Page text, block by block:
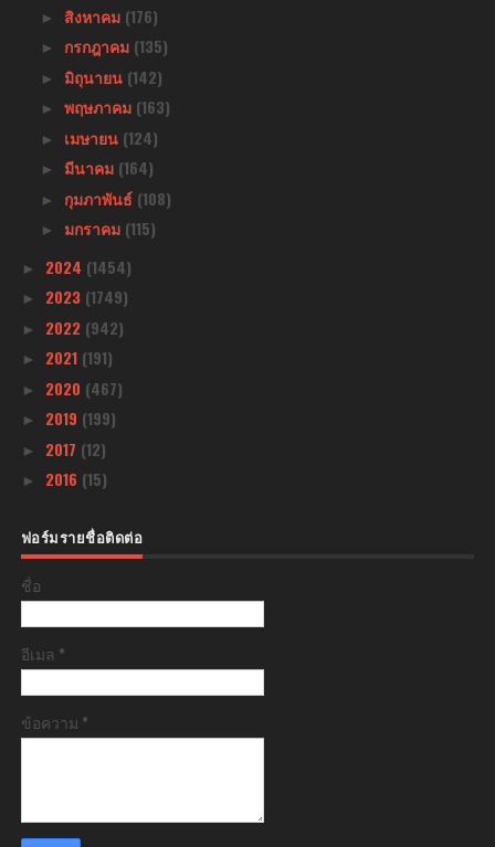
► สิงหาคม (176)
► กรกฎาคม (135)
► มิถุนายน (142)
► พฤษภาคม (163)
► เมษายน (124)
► มีนาคม (164)
► กุมภาพันธ์ (108)
► มกราคม (115)
► 2024 (1454)
► 2023 (1749)
► 2022 (942)
► 2021 (191)
► 2020 (467)
► 2019 (199)
► 2017 (12)
► 2016 (15)
ฟอร์มรายชื่อติดต่อ
ชื่อ
อีเมล *
ข้อความ *